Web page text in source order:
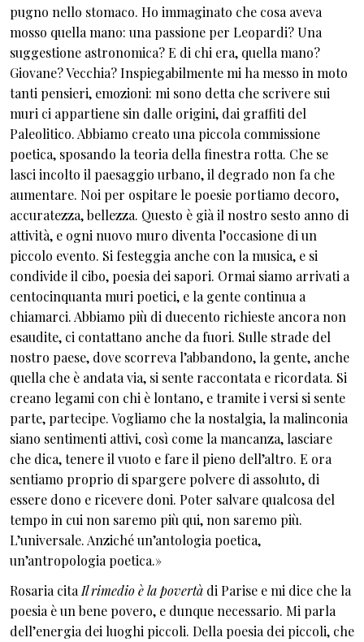
pugno nello stomaco. Ho immaginato che cosa aveva
mosso quella mano: una passione per Leopardi? Una
suggestione astronomica? E di chi era, quella mano?
Giovane? Vecchia? Inspiegabilmente mi ha messo in moto
tanti pensieri, emozioni: mi sono detta che scrivere sui
muri ci appartiene sin dalle origini, dai graffiti del
Paleolitico. Abbiamo creato una piccola commissione
poetica, sposando la teoria della finestra rotta. Che se
lasci incolto il paesaggio urbano, il degrado non fa che
aumentare. Noi per ospitare le poesie portiamo decoro,
accuratezza, bellezza. Questo è già il nostro sesto anno di
attività, e ogni nuovo muro diventa l’occasione di un
piccolo evento. Si festeggia anche con la musica, e si
condivide il cibo, poesia dei sapori. Ormai siamo arrivati a
centocinquanta muri poetici, e la gente continua a
chiamarci. Abbiamo più di duecento richieste ancora non
esaudite, ci contattano anche da fuori. Sulle strade del
nostro paese, dove scorreva l’abbandono, la gente, anche
quella che è andata via, si sente raccontata e ricordata. Si
creano legami con chi è lontano, e tramite i versi si sente
parte, partecipe. Vogliamo che la nostalgia, la malinconia
siano sentimenti attivi, così come la mancanza, lasciare
che dica, tenere il vuoto e fare il pieno dell’altro. E ora
sentiamo proprio di spargere polvere di assoluto, di
essere dono e ricevere doni. Poter salvare qualcosa del
tempo in cui non saremo più qui, non saremo più.
L’universale. Anziché un’antologia poetica,
un’antropologia poetica.»
Rosaria cita Il rimedio è la povertà di Parise e mi dice che la
poesia è un bene povero, e dunque necessario. Mi parla
dell’energia dei luoghi piccoli. Della poesia dei piccoli, che